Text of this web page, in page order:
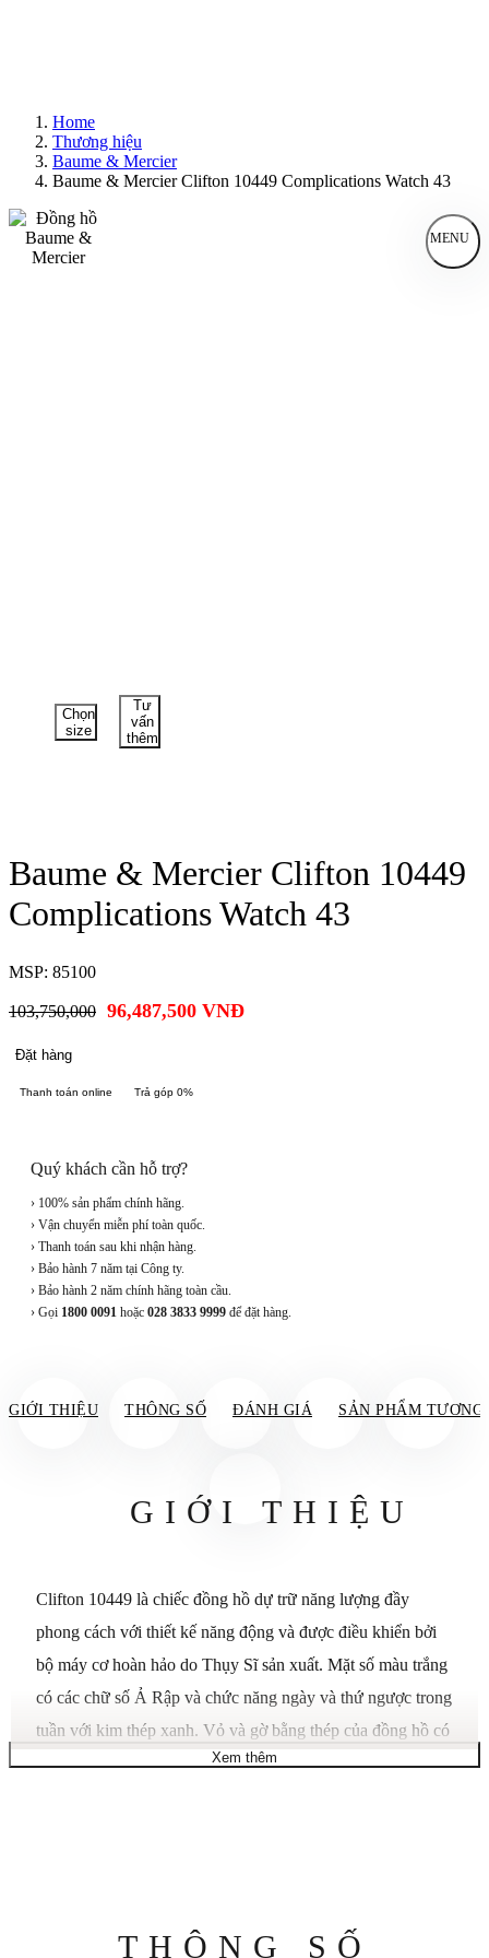
Home
Thương hiệu
Baume & Mercier
Baume & Mercier Clifton 10449 Complications Watch 43
MENU
Chọn
size
Tư
vấn
thêm
Baume & Mercier Clifton 10449
Complications Watch 43
MSP: 85100
103,750,000 96,487,500 VNĐ
Đặt hàng
Thanh toán online Trả góp 0%
Quý khách cần hỗ trợ?
› 100% sản phẩm chính hãng.
› Vận chuyển miễn phí toàn quốc.
› Thanh toán sau khi nhận hàng.
› Bảo hành 7 năm tại Công ty.
› Bảo hành 2 năm chính hãng toàn cầu.
› Gọi 1800 0091 hoặc 028 3833 9999 để đặt hàng.
GIỚI THIỆU THÔNG SỐ ĐÁNH GIÁ SẢN PHẨM TƯƠNG
GIỚI THIỆU
Clifton 10449 là chiếc đồng hồ dự trữ năng lượng đầy
phong cách với thiết kế năng động và được điều khiển bởi
bộ máy cơ hoàn hảo do Thụy Sĩ sản xuất. Mặt số màu trắng
có các chữ số Ả Rập và chức năng ngày và thứ ngược trong
tuần với kim thép xanh. Vỏ và gờ bằng thép của đồng hồ có
bề mặt được đánh bóng đẹp mắt, trong khi dây đeo cá sấu
Mô tả thương hiệu: CHỈ HUT
Xem thêm
THÔNG SỐ